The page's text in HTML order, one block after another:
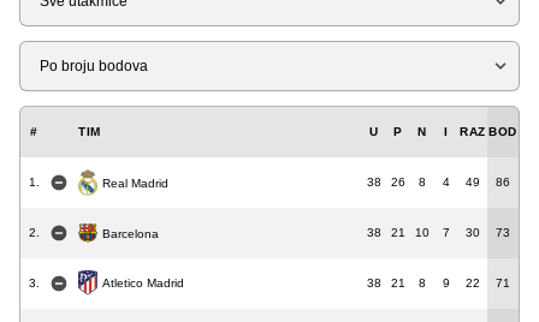
Liga
# TIM U P N I RAZ BOD
1. Real Madrid 38 26 8 4 49 86
2. Barcelona 38 21 10 7 30 73
3. Atletico Madrid 38 21 8 9 22 71